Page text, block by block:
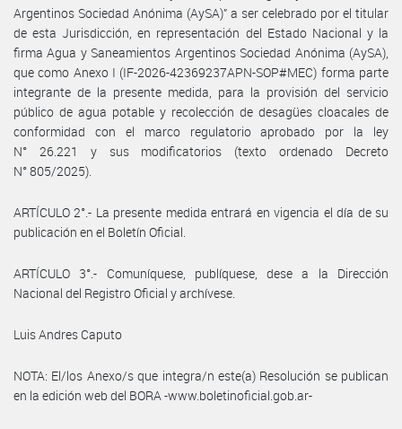
Argentinos Sociedad Anónima (AySA)” a ser celebrado por el titular
de esta Jurisdicción, en representación del Estado Nacional y la
firma Agua y Saneamientos Argentinos Sociedad Anónima (AySA),
que como Anexo I (IF-2026-42369237APN-SOP#MEC) forma parte
integrante de la presente medida, para la provisión del servicio
público de agua potable y recolección de desagües cloacales de
conformidad con el marco regulatorio aprobado por la ley
N° 26.221 y sus modificatorios (texto ordenado Decreto
N° 805/2025).
ARTÍCULO 2°.- La presente medida entrará en vigencia el día de su
publicación en el Boletín Oficial.
ARTÍCULO 3°.- Comuníquese, publíquese, dese a la Dirección
Nacional del Registro Oficial y archívese.
Luis Andres Caputo
NOTA: El/los Anexo/s que integra/n este(a) Resolución se publican
en la edición web del BORA -www.boletinoficial.gob.ar-